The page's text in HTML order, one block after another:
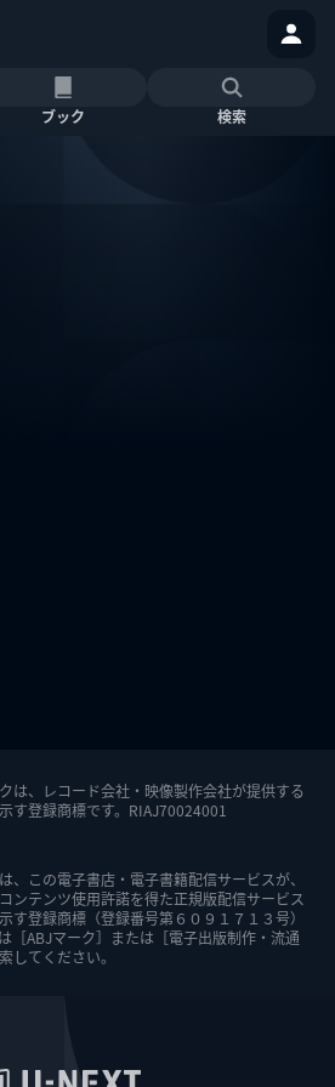
ブック 検索
は、レコード会社・映像製作会社が提供する
す登録商標です。RIAJ70024001
、この電子書店・電子書籍配信サービスが、
ンテンツ使用許諾を得た正規版配信サービス
す登録商標（登録番号第６０９１７１３号）
［ABJマーク］または［電子出版制作・流通
してください。